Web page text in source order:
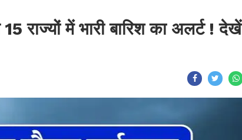
राज्यों में भारी बारिश का अलर्ट ! देखें